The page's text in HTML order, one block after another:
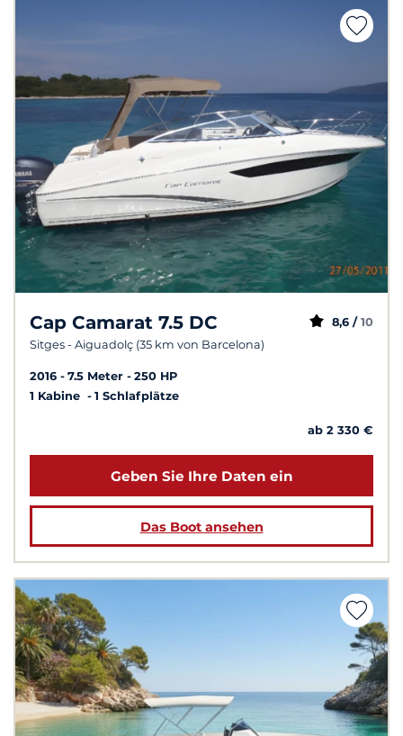
Cap Camarat 7.5 DC
Sitges - Aiguadolç (35 km von Barcelona)
8,6 / 10
2016 7.5 Meter
250 HP
1 Kabine
1 Schlafplätze
ab 2 330 €
Geben Sie Ihre Daten ein
Das Boot ansehen